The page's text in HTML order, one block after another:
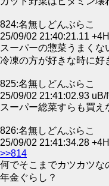
824:名無しどんぶらこ
25/09/02 21:40:21.11
スーパーの惣菜うまくな
冷凍の方が好きな時に好
825:名無しどんぶらこ
25/09/02 21:41:02.93 uB/
スーパー総菜すらも買
826:名無しどんぶらこ
25/09/02 21:41:34.28
>>814
何でそこまでカツカツな
年金ぐらし？